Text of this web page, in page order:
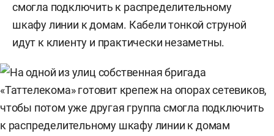
смогла подключить к распределительному
шкафу линии к домам. Кабели тонкой струной
идут к клиенту и практически незаметны.